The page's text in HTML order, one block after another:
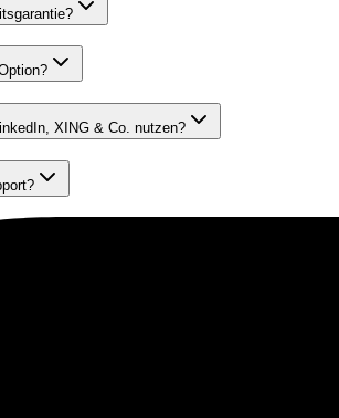
XING & Co. nutzen?